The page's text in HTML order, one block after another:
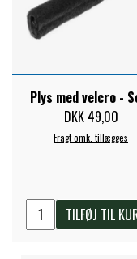
Plys med velcro -
DKK 49,00
Fragt omk. tillægges
TILFØJ TIL